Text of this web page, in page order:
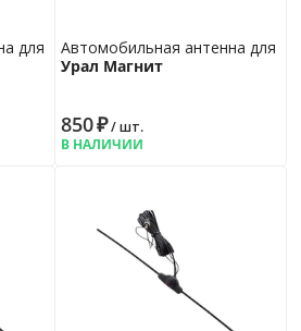
для ТВ тюнера
Автомобильная антенна для
Урал Магнит
850₽/ шт.
В НАЛИЧИИ